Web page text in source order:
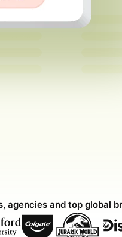
agencies and top global